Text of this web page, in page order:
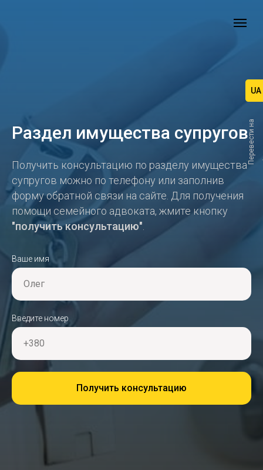
UA
П
е
р
е
в
е
с
т
и
н
а
Раздел имущества супругов
Получить консультацию по разделу имущества
супругов можно по телефону или заполнив
форму обратной связи на сайте. Для получения
помощи семейного адвоката, жмите кнопку
"получить консультацию"
Ваше имя
Олег
Введите номер
+380
Получить консультацию